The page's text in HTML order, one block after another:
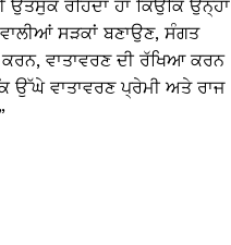
ਰਹਿੰਦਾ ਹਾਂ ਕਿਉਂਕਿ ਉਨ੍ਹਾਂ
ਸੜਕਾਂ ਬਣਾਉਣ, ਸੰਗਤ
ਵਾਤਾਵਰਣ ਦੀ ਰੱਖਿਆ ਕਰਨ
ਉੱਘੇ ਵਾਤਾਵਰਣ ਪ੍ਰੇਮੀ ਅਤੇ ਰਾਜ